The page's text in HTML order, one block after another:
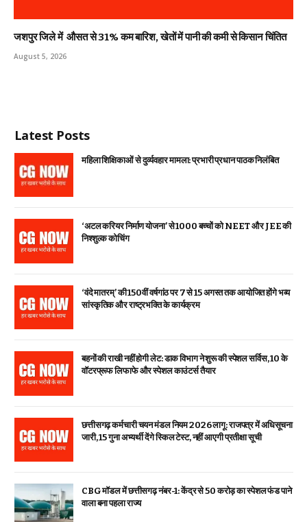
जशपुर जिले में औसत से 31% कम बारिश, खेतों में पानी की कमी से किसान चिंतित
August 5, 2026
Latest Posts
महिला शिक्षिकाओं से दुर्व्यवहार मामला: प्रभारी प्रधान पाठक निलंबित
‘अटल करियर निर्माण योजना’ से 1000 बच्चों को NEET और JEE की
निश्शुल्क कोचिंग
‘वंदे मातरम्’ की 150वीं वर्षगांठ पर 7 से 15 अगस्त तक आयोजित होंगे भव्य
सांस्कृतिक और राष्ट्रभक्ति के कार्यक्रम
बहनों की राखी नहीं होगी लेट: डाक विभाग ने शुरू की स्पेशल सर्विस, ₹10 के
वॉटरप्रूफ लिफाफे और स्पेशल काउंटर्स तैयार
छत्तीसगढ़ कर्मचारी चयन मंडल नियम 2026 लागू: राजपत्र में अधिसूचना
जारी, 15 गुना अभ्यर्थी देंगे स्किल टेस्ट, नहीं आएगी प्रतीक्षा सूची
CBG मॉडल में छत्तीसगढ़ नंबर-1: केंद्र से ₹50 करोड़ का स्पेशल फंड पाने
वाला बना पहला राज्य